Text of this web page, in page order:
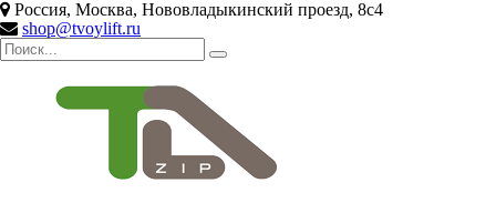
Россия, Москва, Нововладыкинский проезд, 8с4
shop@tvoylift.ru